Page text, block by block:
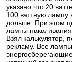
указано что 20
100 ваттную лампу
дольше. При этом
лампы накаливания.
Взял калькулятор,
рекламу. Все